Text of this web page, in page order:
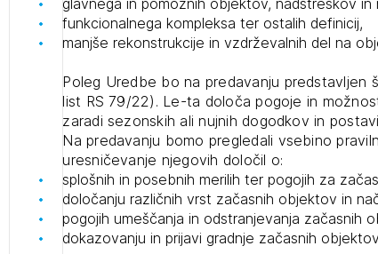
Za
funkcionalnega kompleksa ter ostalih definicij,
manjše rekonstrukcije in vzdrževalnih del na
Poleg Uredbe bo na predavanju predstavljen
list RS 79/22). Le-ta določa pogoje in
zaradi sezonskih ali nujnih dogodkov in
Na predavanju bomo pregledali vsebino
uresničevanje njegovih določil o:
splošnih in posebnih merilih ter pogojih za
določanju različnih vrst začasnih objektov in
pogojih umeščanja in odstranjevanja začasnih
dokazovanju in prijavi gradnje začasnih